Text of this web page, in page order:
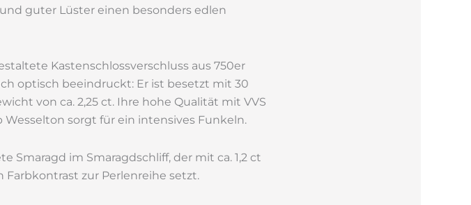
guter Lüster einen besonders edlen
Kastenschlossverschluss aus 750er
optisch beeindruckt: Er ist besetzt mit 30
von ca. 2,25 ct. Ihre hohe Qualität mit VVS
Wesselton sorgt für ein intensives Funkeln.
Smaragd im Smaragdschliff, der mit ca. 1,2 ct
zur Perlenreihe setzt.